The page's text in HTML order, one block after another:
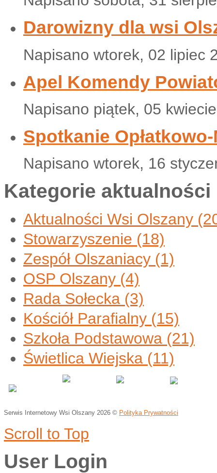
Darowizny dla wsi
Napisano wtorek, 02 lipiec
Apel Komendy
Napisano piątek, 05
Spotkanie
Napisano wtorek, 16
Kategorie aktualności
Aktualności Wsi Olszany
Stowarzyszenie (18)
Zespół Olszaniacy (1)
OSP Olszany (4)
Rada Sołecka (3)
Kościół Parafialny (15)
Szkoła Podstawowa (21)
Świetlica Wiejska (11)
Serwis Internetowy Wsi Olszany 2026 © Polityka Prywatności
Scroll to Top
User Login